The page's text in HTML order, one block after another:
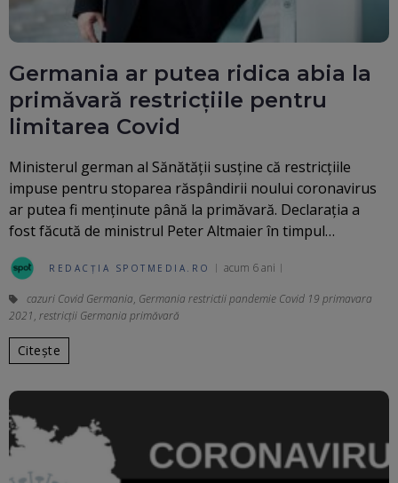
Germania ar putea ridica abia la
primăvară restricțiile pentru
limitarea Covid
Ministerul german al Sănătății susține că restricțiile
impuse pentru stoparea răspândirii noului coronavirus
ar putea fi menținute până la primăvară. Declarația a
fost făcută de ministrul Peter Altmaier în timpul…
REDACȚIA SPOTMEDIA.RO acum 6 ani
cazuri Covid Germania, Germania restrictii pandemie Covid 19 primavara
2021, restricții Germania primăvară
Citește